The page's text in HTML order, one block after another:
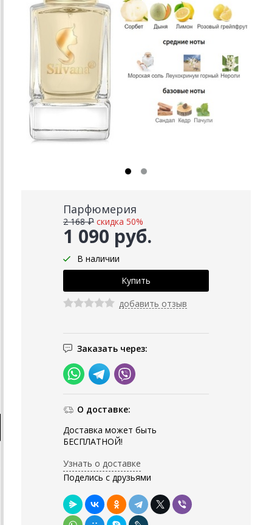
Парфюмерия
1 090 руб.
2 168 ₽ скидка 50%
В наличии
добавить отзыв
Заказать через:
О доставке:
Доставка может быть
БЕСПЛАТНОЙ!
Узнать о доставке
Поделись с друзьями